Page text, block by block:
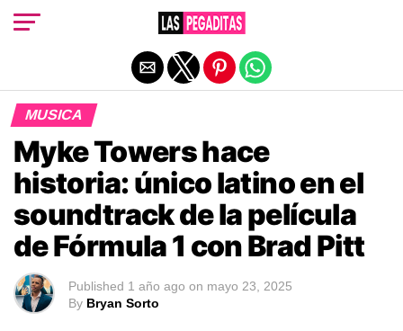
MUSICA
Myke Towers hace
historia: único latino en el
soundtrack de la película
de Fórmula 1 con Brad Pitt
Published 1 año ago on mayo 23, 2025
By Bryan Sorto
Salir de la versión móvil